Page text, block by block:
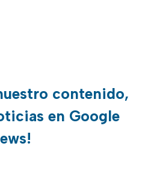
contenido,
en Google